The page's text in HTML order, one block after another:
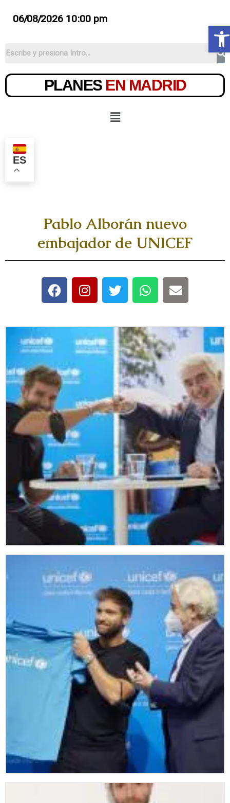
06/08/2026 10:00 pm
PLANES EN MADRID
ES
Pablo Alborán nuevo
embajador de UNICEF